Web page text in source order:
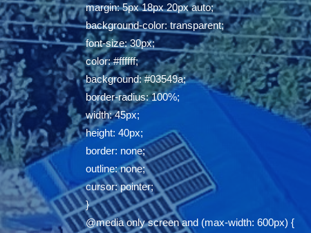
margin: 5px 18px 20px auto;
background-color: transparent;
font-size: 30px;
color: #ffffff;
background: #03549a;
border-radius: 100%;
width: 45px;
height: 40px;
border: none;
outline: none;
cursor: pointer;
}
@media only screen and (max-width: 600px) {